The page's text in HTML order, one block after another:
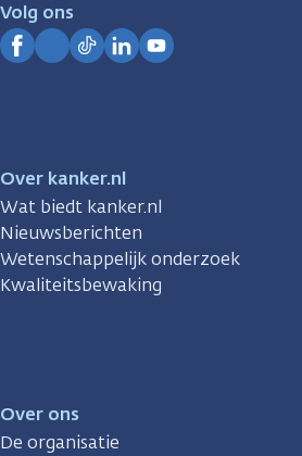
Volg ons
Over kanker.nl
Wat biedt kanker.nl
Nieuwsberichten
Wetenschappelijk onderzoek
Kwaliteitsbewaking
Over ons
De organisatie